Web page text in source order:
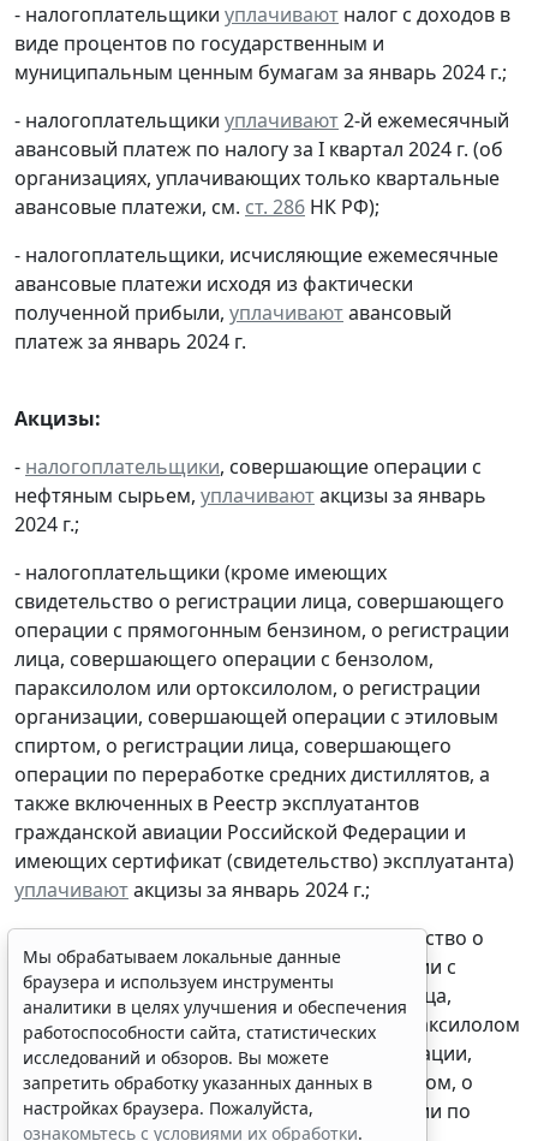
- налогоплательщики уплачивают налог с доходов в
виде процентов по государственным и
муниципальным ценным бумагам за январь 2024 г.;
- налогоплательщики уплачивают2-й ежемесячный
авансовый платеж по налогу за I квартал 2024 г. (об
организациях, уплачивающих только квартальные
авансовые платежи, см. ст. 286 НК РФ);
- налогоплательщики, исчисляющие ежемесячные
авансовые платежи исходя из фактически
полученной прибыли, уплачиваютавансовый
платеж за январь 2024 г.
Акцизы:
- налогоплательщики, совершающие операции с
нефтяным сырьем, уплачиваютакцизы за январь
2024 г.;
- налогоплательщики (кроме имеющих
свидетельство о регистрации лица, совершающего
операции с прямогонным бензином, о регистрации
лица, совершающего операции с бензолом,
параксилолом или ортоксилолом, о регистрации
организации, совершающей операции с этиловым
спиртом, о регистрации лица, совершающего
операции по переработке средних дистиллятов, а
также включенных в Реестр эксплуатантов
гражданской авиации Российской Федерации и
имеющих сертификат (свидетельство) эксплуатанта)
уплачиваютакцизы за январь 2024 г.;
- налогоплательщики, имеющие свидетельство о
регистрации лица, совершающего операции с
прямогонным бензином, о регистрации лица,
совершающего операции с бензолом, параксилолом
или ортоксилолом, о регистрации организации,
совершающей операции с этиловым спиртом, о
регистрации лица, совершающего операции по
Мы обрабатываем локальные данные
браузера и используем инструменты
аналитики в целях улучшения и обеспечения
работоспособности сайта, статистических
исследований и обзоров. Вы можете
запретить обработку указанных данных в
настройках браузера. Пожалуйста,
ознакомьтесь с условиями их обработки.
Принять